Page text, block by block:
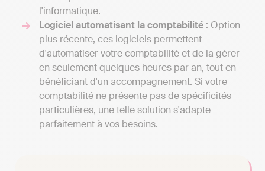
l'informatique.
Logiciel automatisant la comptabilité : Option
plus récente, ces logiciels permettent
d'automatiser votre comptabilité et de la gérer
en seulement quelques heures par an, tout en
bénéficiant d'un accompagnement. Si votre
comptabilité ne présente pas de spécificités
particulières, une telle solution s'adapte
parfaitement à vos besoins.